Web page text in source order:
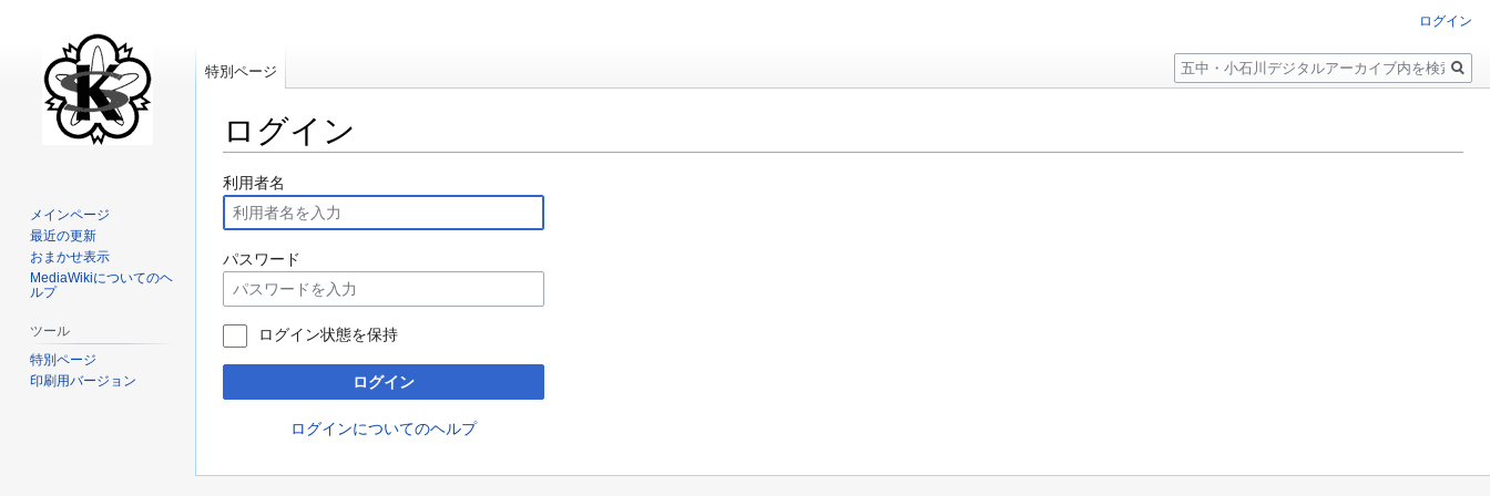
ログイン
ナ
ビ
ゲ
ー
シ
ョ
ン
に
動
検
索
に
移
動
利用者名
パスワード
ログイン状態を保持
ログイン
ログインについてのヘルプ
ログイン
特別ページ
検
索
メインページ
最近の更新
おまかせ表示
MediaWikiについてのヘ
ルプ
ツール
特別ページ
印刷用バージョン